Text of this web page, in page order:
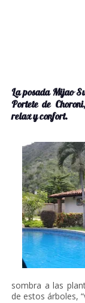
La posada Mijao
Portete de
relax y confort.
sombra a las
de estos árboles,